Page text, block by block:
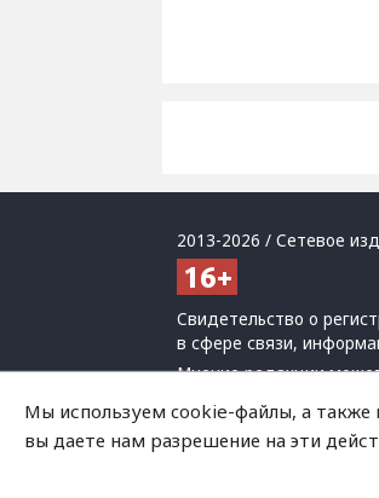
2013-2026 / Сетевое
Свидетельство о
в сфере связи,
Мнение редакции
При использовании
Политика обработки
Мы используем cookie-файлы, а также
вы даете нам разрешение на эти